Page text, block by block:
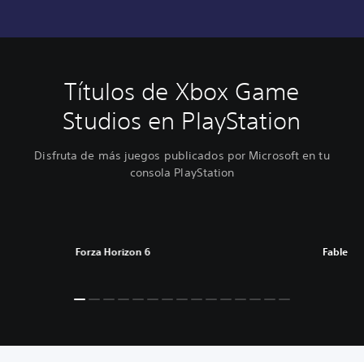
Títulos de Xbox Game
Studios en PlayStation
Disfruta de más juegos publicados por Microsoft en tu
consola PlayStation
Forza Horizon 6 Fable